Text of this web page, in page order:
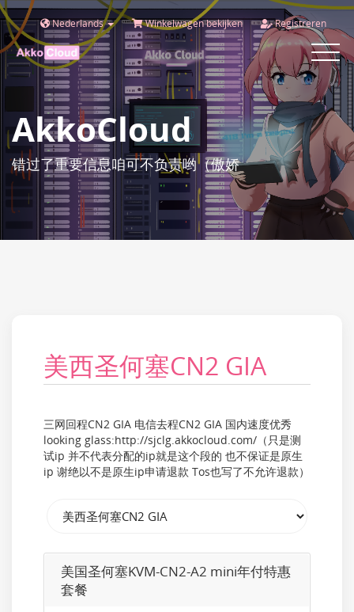
Nederlands Winkelwagen bekijken Registreren
Toggle
AkkoCloud
错过了重要信息咱可不负责哟（傲娇
美西圣何塞CN2 GIA
三网回程CN2 GIA 电信去程CN2 GIA 国内速度优秀
looking glass:http://sjclg.akkocloud.com/（只是测
试ip 并不代表分配的ip就是这个段的 也不保证是原生
ip 谢绝以不是原生ip申请退款 Tos也写了不允许退款）
美国圣何塞KVM-CN2-A2 mini年付特惠
套餐